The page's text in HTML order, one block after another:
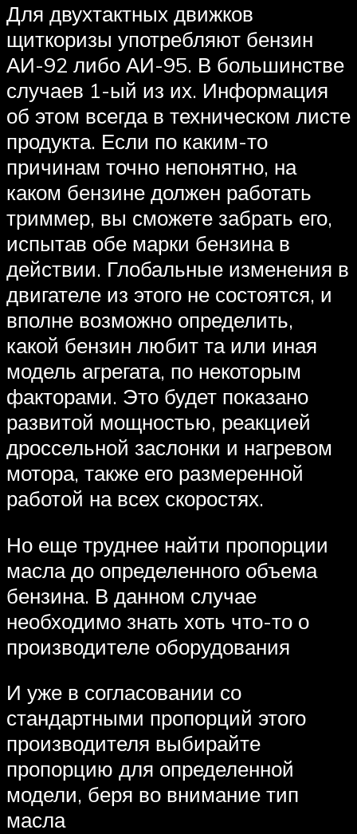
Для двухтактных движков
щиткоризы употребляют бензин
АИ-92 либо АИ-95. В большинстве
случаев 1-ый из их. Информация
об этом всегда в техническом листе
продукта. Если по каким-то
причинам точно непонятно, на
каком бензине должен работать
триммер, вы сможете забрать его,
испытав обе марки бензина в
действии. Глобальные изменения в
двигателе из этого не состоятся, и
вполне возможно определить,
какой бензин любит та или иная
модель агрегата, по некоторым
факторами. Это будет показано
развитой мощностью, реакцией
дроссельной заслонки и нагревом
мотора, также его размеренной
работой на всех скоростях.
Но еще труднее найти пропорции
масла до определенного объема
бензина. В данном случае
необходимо знать хоть что-то о
производителе оборудования
И уже в согласовании со
стандартными пропорций этого
производителя выбирайте
пропорцию для определенной
модели, беря во внимание тип
масла